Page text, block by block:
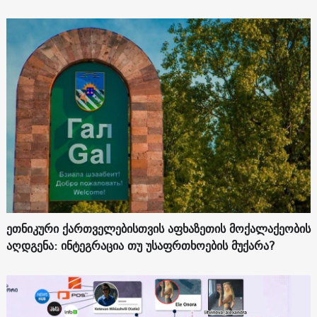
ეთნიკური ქართველებისთვის აფხაზეთის მოქალაქეობის
აღდგენა: ინტეგრაცია თუ უსაფრთხოების მუქარა?